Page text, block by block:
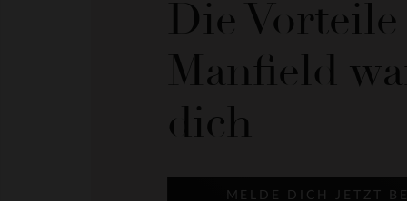
Die
Manfield
dich
MELDE DICH JETZT